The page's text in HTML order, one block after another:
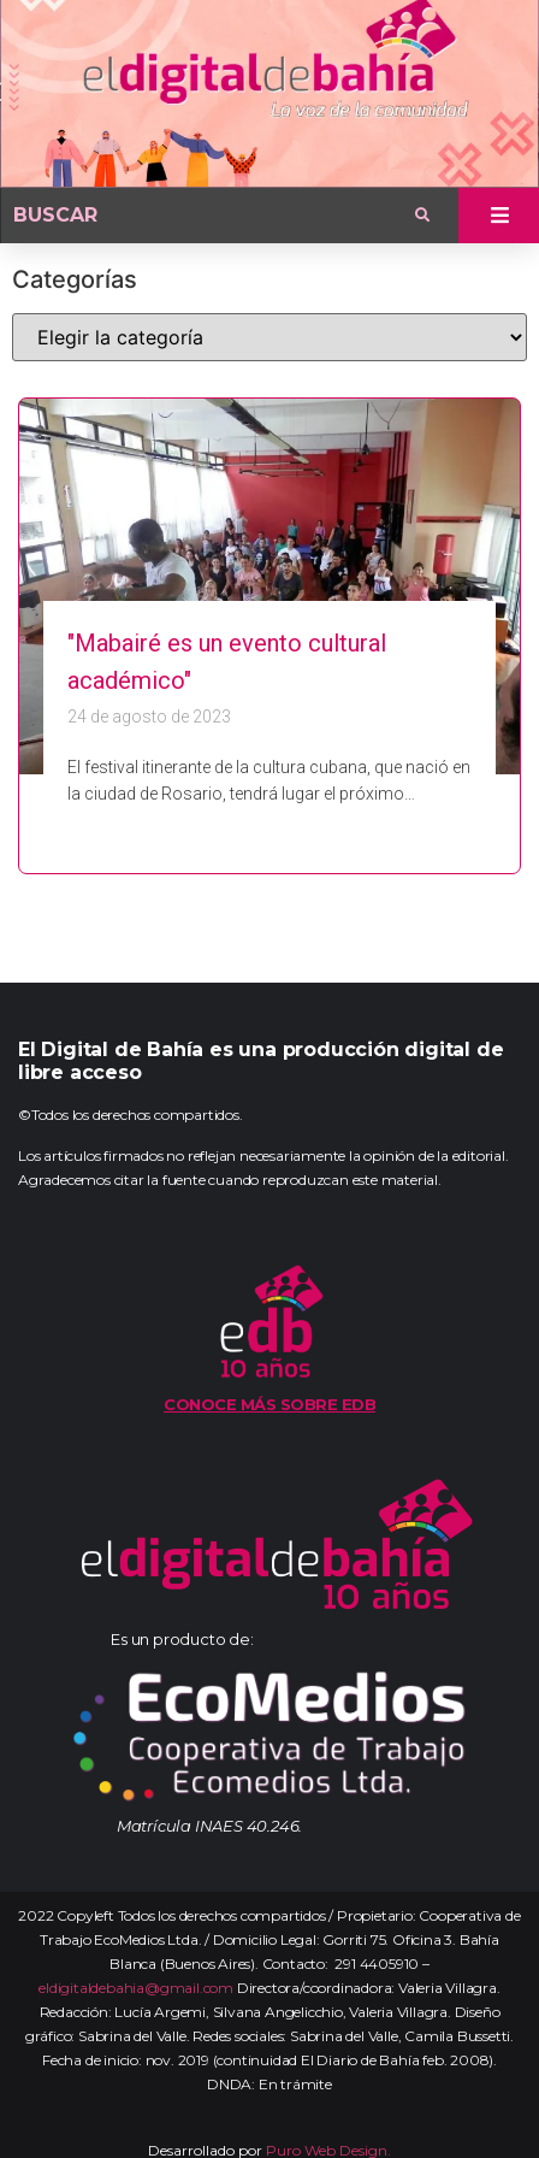
Categorías
"Mabairé es un evento cultural
académico"
24 de agosto de 2023
El festival itinerante de la cultura cubana, que nació en
la ciudad de Rosario, tendrá lugar el próximo…
El Digital de Bahía es una producción digital de
libre acceso
©Todos los derechos compartidos.
Los artículos firmados no reflejan necesariamente la opinión de la editorial.
Agradecemos citar la fuente cuando reproduzcan este material.
CONOCE MÁS SOBRE EDB
Es un producto de:
Matrícula INAES 40.246.
2022 Copyleft Todos los derechos compartidos / Propietario: Cooperativa de
Trabajo EcoMedios Ltda. / Domicilio Legal: Gorriti 75. Oficina 3. Bahía
Blanca (Buenos Aires). Contacto: 291 4405910 –
eldigitaldebahia@gmail.com Directora/coordinadora: Valeria Villagra.
Redacción: Lucía Argemi, Silvana Angelicchio, Valeria Villagra. Diseño
gráfico: Sabrina del Valle. Redes sociales: Sabrina del Valle, Camila Bussetti.
Fecha de inicio: nov. 2019 (continuidad El Diario de Bahía feb. 2008).
DNDA: En trámite
Desarrollado por Puro Web Design.